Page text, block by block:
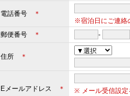
電話番号
＊
※宿泊日にご連絡
郵便番号
＊ -
住所 ＊
Eメールアドレス ＊
※ メール受信設定